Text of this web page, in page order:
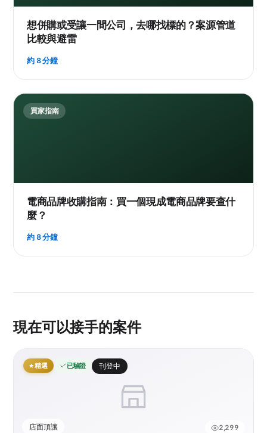
想併購或受讓一間公司，去哪找標的？案源管道
比較與避雷
約 8 分鐘
買家指南
電商品牌收購指南：買一個現成電商品牌要查什
麼？
約 8 分鐘
現在可以接手的案件
精選 已驗證 刊登中
店面頂讓 2,299